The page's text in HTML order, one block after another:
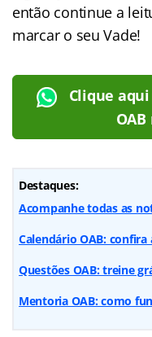
então continue a
marcar o seu Vade!
Clique
Destaques:
Acompanhe todas as
Calendário OAB: confira
Questões OAB: treine
Mentoria OAB: como